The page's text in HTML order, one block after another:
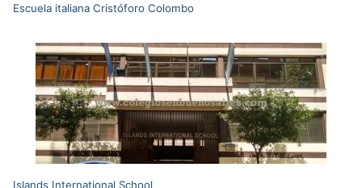
Escuela italiana Cristóforo Colombo
Islands International School